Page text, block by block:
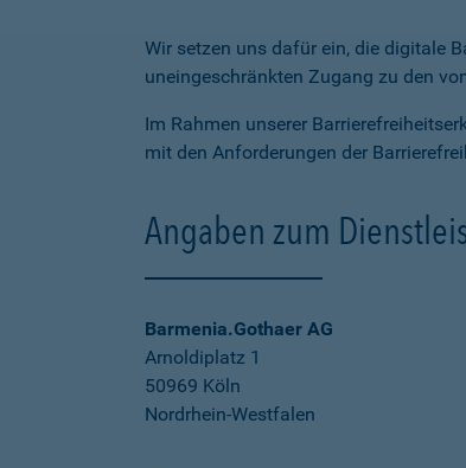
Wir setzen uns dafür ein, die digitale
uneingeschränkten Zugang zu den
Im Rahmen unserer
mit den Anforderungen der
Angaben zum
Barmenia.Gothaer AG
Arnoldiplatz 1
50969 Köln
Nordrhein-Westfalen